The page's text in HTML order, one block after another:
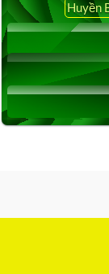
Huyền